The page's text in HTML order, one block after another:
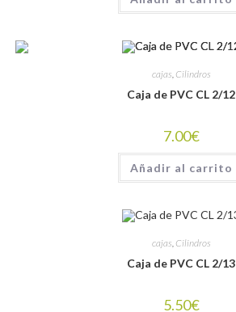
cajas, Cilindros
Caja de PVC CL 2/12
7.00€
Añadir al carrito
cajas Cilindros
Caja de PVC CL 2/13
5.50€